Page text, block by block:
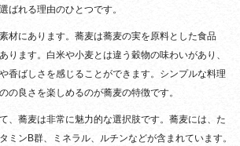
ばれる理由のひとつです。
材にあります。蕎麦は蕎麦の実を原料とした食品
ります。白米や小麦とは違う穀物の味わいがあり、
香ばしさを感じることができます。シンプルな料理
の良さを楽しめるのが蕎麦の特徴です。
、蕎麦は非常に魅力的な選択肢です。蕎麦には、た
ミンB群、ミネラル、ルチンなどが含まれています。